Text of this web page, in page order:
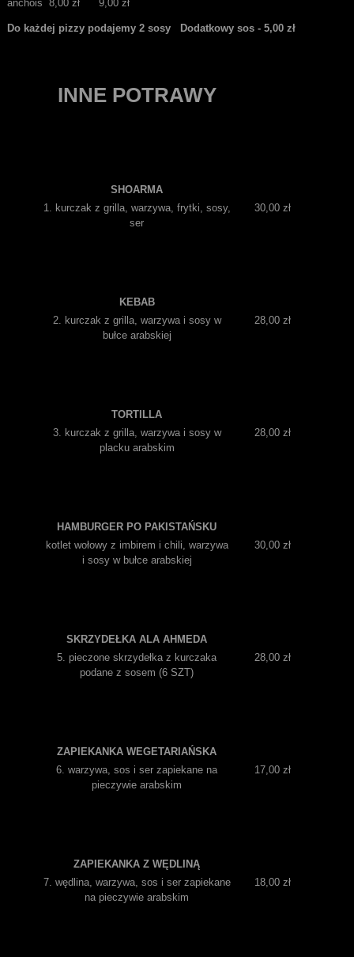
anchois 8,00 zł 9,00 zł
Do każdej pizzy podajemy 2 sosy Dodatkowy sos - 5,00 zł
INNE POTRAWY
SHOARMA
1. kurczak z grilla, warzywa, frytki, sosy,
ser
30,00 zł
KEBAB
2. kurczak z grilla, warzywa i sosy w
bułce arabskiej
28,00 zł
TORTILLA
3. kurczak z grilla, warzywa i sosy w
placku arabskim
28,00 zł
HAMBURGER PO PAKISTAŃSKU
kotlet wołowy z imbirem i chili, warzywa
i sosy w bułce arabskiej
30,00 zł
SKRZYDEŁKA ALA AHMEDA
5. pieczone skrzydełka z kurczaka
podane z sosem (6 SZT)
28,00 zł
ZAPIEKANKA WEGETARIAŃSKA
6. warzywa, sos i ser zapiekane na
pieczywie arabskim
17,00 zł
ZAPIEKANKA Z WĘDLINĄ
7. wędlina, warzywa, sos i ser zapiekane
na pieczywie arabskim
18,00 zł